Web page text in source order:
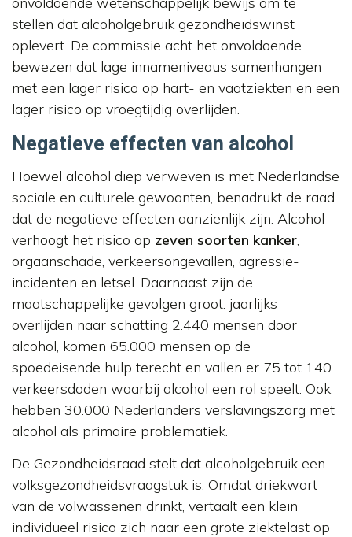
stellen dat alcoholgebruik gezondheidswinst
oplevert. De commissie acht het onvoldoende
bewezen dat lage innameniveaus samenhangen
met een lager risico op hart- en vaatziekten en een
lager risico op vroegtijdig overlijden.
Negatieve effecten van alcohol
Hoewel alcohol diep verweven is met Nederlandse
sociale en culturele gewoonten, benadrukt de raad
dat de negatieve effecten aanzienlijk zijn. Alcohol
verhoogt het risico op zeven soorten kanker,
orgaanschade, verkeersongevallen, agressie-
incidenten en letsel. Daarnaast zijn de
maatschappelijke gevolgen groot: jaarlijks
overlijden naar schatting 2.440 mensen door
alcohol, komen 65.000 mensen op de
spoedeisende hulp terecht en vallen er 75 tot 140
verkeersdoden waarbij alcohol een rol speelt. Ook
hebben 30.000 Nederlanders verslavingszorg met
alcohol als primaire problematiek.
De Gezondheidsraad stelt dat alcoholgebruik een
volksgezondheidsvraagstuk is. Omdat driekwart
van de volwassenen drinkt, vertaalt een klein
individueel risico zich naar een grote ziektelast op